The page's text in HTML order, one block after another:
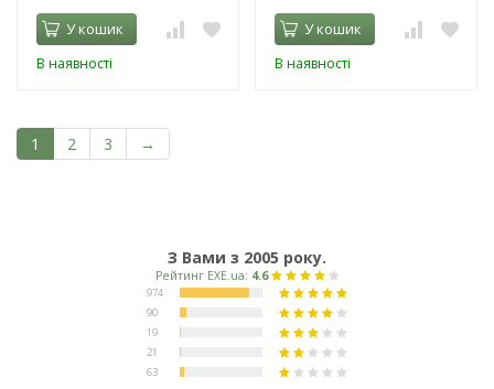
У кошик
В наявності
У кошик
В наявності
1 2 3 →
З Вами з 2005 року.